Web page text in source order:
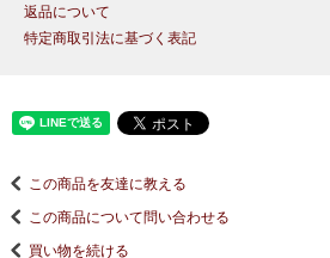
返品について
特定商取引法に基づく表記
この商品を友達に教える
この商品について問い合わせる
買い物を続ける